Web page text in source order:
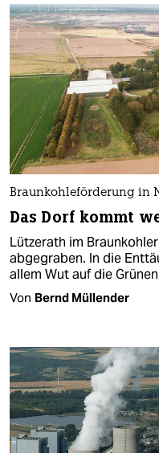
Braunkohleförderung in
Das Dorf kommt
Lützerath im
abgegraben. In die
allem Wut auf die
Von Bernd Müllender